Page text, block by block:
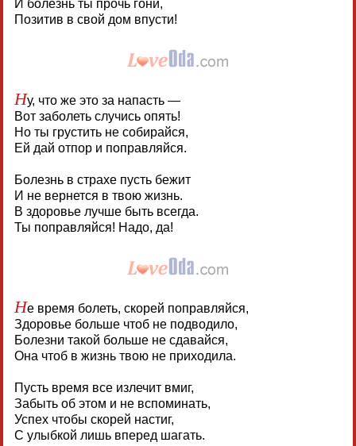
И болезнь ты прочь гони,
Позитив в свой дом впусти!
Ну, что же это за напасть —
Вот заболеть случись опять!
Но ты грустить не собирайся,
Ей дай отпор и поправляйся.
Болезнь в страхе пусть бежит
И не вернется в твою жизнь.
В здоровье лучше быть всегда.
Ты поправляйся! Надо, да!
Не время болеть, скорей поправляйся,
Здоровье больше чтоб не подводило,
Болезни такой больше не сдавайся,
Она чтоб в жизнь твою не приходила.
Пусть время все излечит вмиг,
Забыть об этом и не вспоминать,
Успех чтобы скорей настиг,
С улыбкой лишь вперед шагать.